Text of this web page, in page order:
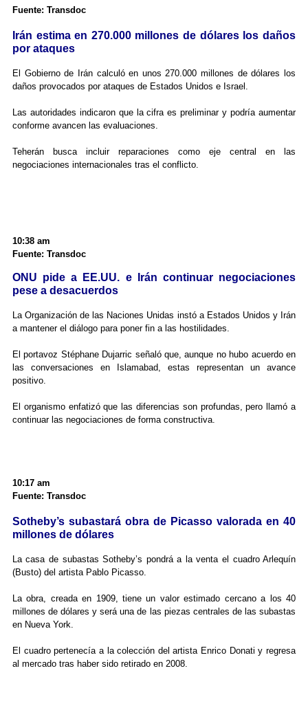
Fuente: Transdoc
Irán estima en 270.000 millones de dólares los daños
por ataques
El Gobierno de Irán calculó en unos 270.000 millones de dólares los
daños provocados por ataques de Estados Unidos e Israel.
Las autoridades indicaron que la cifra es preliminar y podría aumentar
conforme avancen las evaluaciones.
Teherán busca incluir reparaciones como eje central en las
negociaciones internacionales tras el conflicto.
10:38 am
Fuente: Transdoc
ONU pide a EE.UU. e Irán continuar negociaciones
pese a desacuerdos
La Organización de las Naciones Unidas instó a Estados Unidos y Irán
a mantener el diálogo para poner fin a las hostilidades.
El portavoz Stéphane Dujarric señaló que, aunque no hubo acuerdo en
las conversaciones en Islamabad, estas representan un avance
positivo.
El organismo enfatizó que las diferencias son profundas, pero llamó a
continuar las negociaciones de forma constructiva.
10:17 am
Fuente: Transdoc
Sotheby’s subastará obra de Picasso valorada en 40
millones de dólares
La casa de subastas Sotheby’s pondrá a la venta el cuadro Arlequín
(Busto) del artista Pablo Picasso.
La obra, creada en 1909, tiene un valor estimado cercano a los 40
millones de dólares y será una de las piezas centrales de las subastas
en Nueva York.
El cuadro pertenecía a la colección del artista Enrico Donati y regresa
al mercado tras haber sido retirado en 2008.